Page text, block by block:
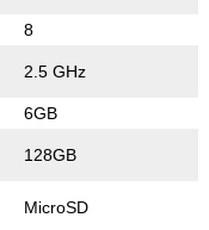
8
2.5 GHz
6GB
128GB
MicroSD